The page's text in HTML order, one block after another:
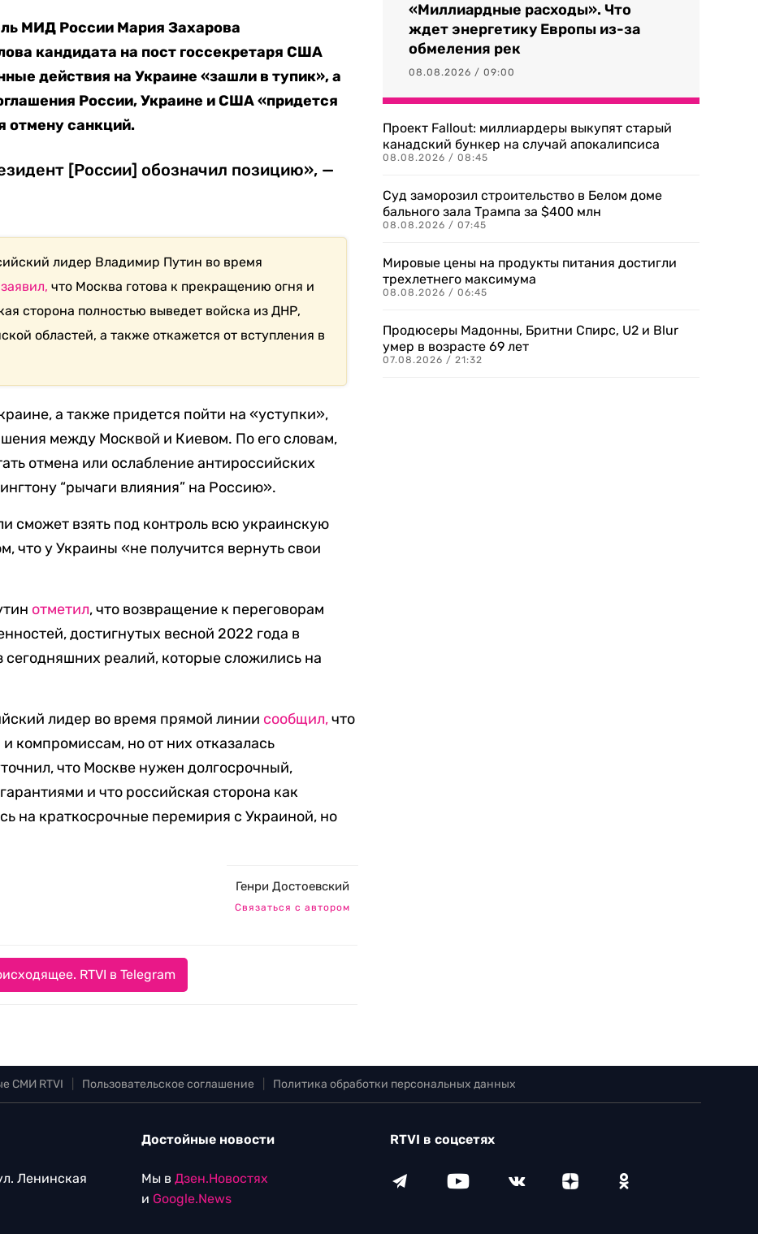
МИД России Мария Захарова
кандидата на пост госсекретаря США
действия на Украине «зашли в тупик», а
России, Украине и США «придется
отмену санкций.
[России] обозначил позицию», —
лидер Владимир Путин во время
заявил, что Москва готова к прекращению огня и
сторона полностью выведет войска из ДНР,
областей, а также откажется от вступления в
а также придется пойти на «уступки»,
между Москвой и Киевом. По его словам,
отмена или ослабление антироссийских
“рычаги влияния” на Россию».
сможет взять под контроль всю украинскую
что у Украины «не получится вернуть свои
отметил, что возвращение к переговорам
достигнутых весной 2022 года в
сегодняшних реалий, которые сложились на
лидер во время прямой линии сообщил,что
компромиссам, но от них отказалась
что Москве нужен долгосрочный,
и что российская сторона как
на краткосрочные перемирия с Украиной, но
Генри Достоевский
Связаться с автором
RTVI в Telegram
«Миллиардные расходы». Что
ждет энергетику Европы из-за
обмеления рек
08.08.2026 / 09:00
Проект Fallout: миллиардеры выкупят старый
канадский бункер на случай апокалипсиса
08.08.2026 / 08:45
Суд заморозил строительство в Белом доме
бального зала Трампа за $400 млн
08.08.2026 / 07:45
Мировые цены на продукты питания достигли
трехлетнего максимума
08.08.2026 / 06:45
Продюсеры Мадонны, Бритни Спирс, U2 и Blur
умер в возрасте 69 лет
07.08.2026 / 21:32
СМИ RTVI Пользовательское соглашение Политика обработки персональных данных
Ленинская
Достойные новости
Мы в Дзен.Новостях
и Google.News
RTVI в соцсетях